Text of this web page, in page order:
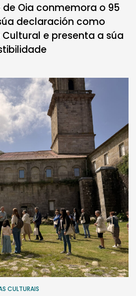
de Oia conmemora o 95
declaración como
Cultural e presenta a súa
CULTURAIS